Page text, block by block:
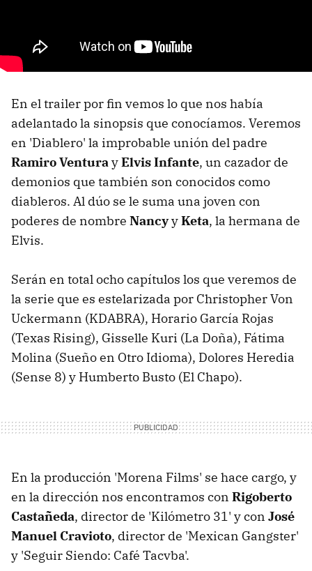
En el trailer por fin vemos lo que nos había
adelantado la sinopsis que conocíamos. Veremos
en 'Diablero' la improbable unión del padre
Ramiro VenturayElvis Infante, un cazador de
demonios que también son conocidos como
diableros. Al dúo se le suma una joven con
poderes de nombre NancyyKeta, la hermana de
Elvis.
Serán en total ocho capítulos los que veremos de
la serie que es estelarizada por Christopher Von
Uckermann (KDABRA), Horario García Rojas
(Texas Rising), Gisselle Kuri (La Doña), Fátima
Molina (Sueño en Otro Idioma), Dolores Heredia
(Sense 8) y Humberto Busto (El Chapo).
En la producción 'Morena Films' se hace cargo, y
en la dirección nos encontramos con Rigoberto
Castañeda, director de 'Kilómetro 31' y con José
Manuel Cravioto, director de 'Mexican Gangster'
y 'Seguir Siendo: Café Tacvba'.